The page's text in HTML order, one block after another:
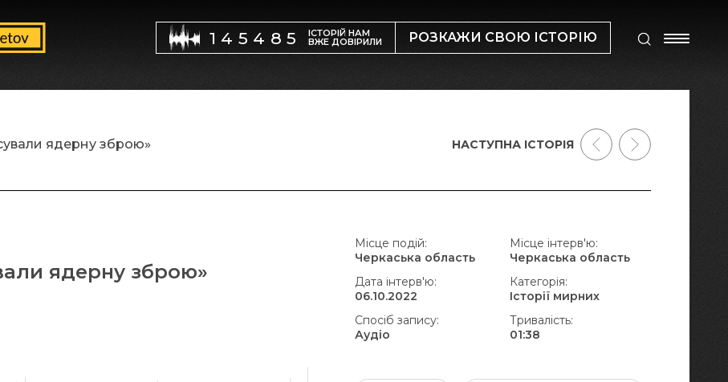
145485 ІСТОРІЙ НАМ
ВЖЕ ДОВІРИЛИ РОЗКАЖИ СВОЮ ІСТОРІЮ
ядерну зброю»
ядерну зброю»
Місце подій:
Черкаська область
Місце інтерв'ю:
Черкаська область
Дата інтерв'ю:
06.10.2022
Категорія:
Історії мирних
Спосіб запису:
Аудіо
Тривалість:
01:38
НАСТУПНА ІСТОРІЯ